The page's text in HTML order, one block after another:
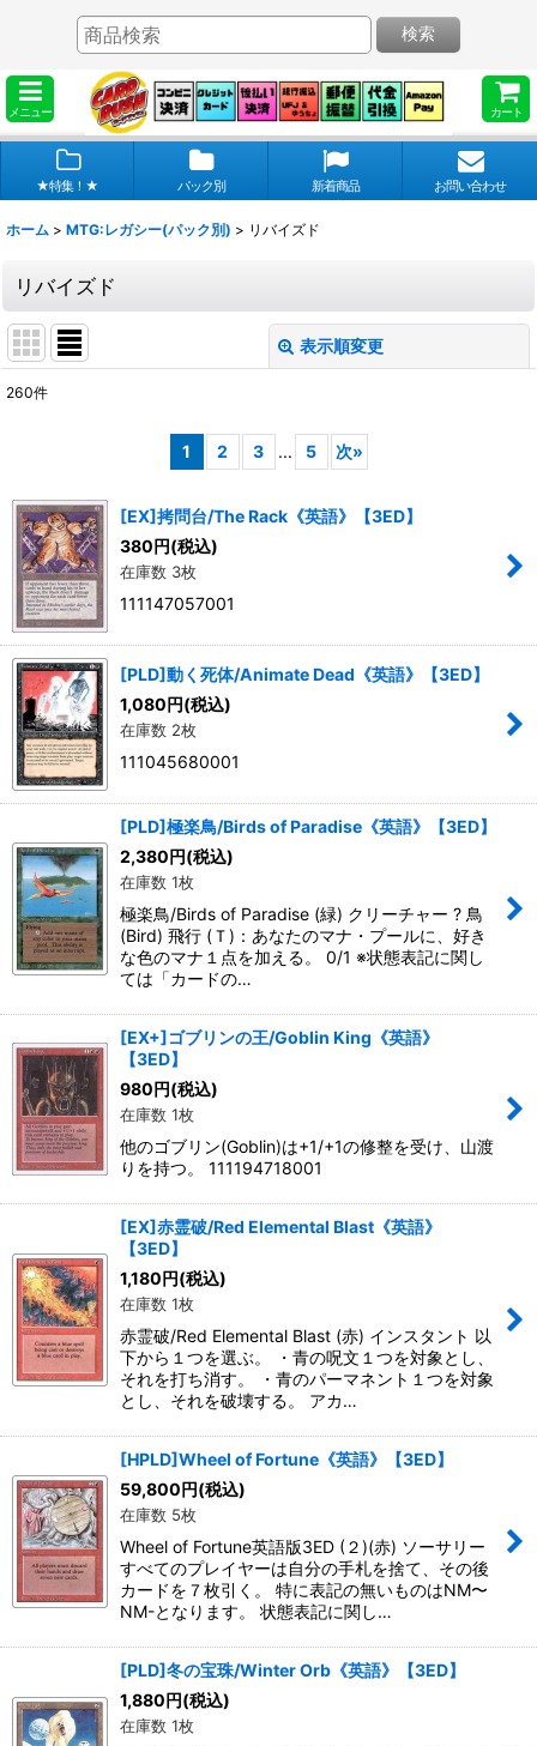
メニュー カート
検索
★特集！★ パック別 新着商品 お問い合わせ
ホーム > MTG:レガシー(パック別) > リバイズド
リバイズド
表示順変更
並び順:
260件
1 2 3 ... 5 次»
[EX]拷問台/The Rack《英語》【3ED】
380円(税込)
在庫数 3枚
111147057001
[PLD]動く死体/Animate Dead《英語》【3ED】
1,080円(税込)
在庫数 2枚
111045680001
[PLD]極楽鳥/Birds of Paradise《英語》【3ED】
2,380円(税込)
在庫数 1枚
極楽鳥/Birds of Paradise (緑) クリーチャー ? 鳥
(Bird) 飛行 (Ｔ)：あなたのマナ・プールに、好き
な色のマナ１点を加える。 0/1 ※状態表記に関し
ては「カードの…
[EX+]ゴブリンの王/Goblin King《英語》
【3ED】
980円(税込)
在庫数 1枚
他のゴブリン(Goblin)は+1/+1の修整を受け、山渡
りを持つ。 111194718001
[EX]赤霊破/Red Elemental Blast《英語》
【3ED】
1,180円(税込)
在庫数 1枚
赤霊破/Red Elemental Blast (赤) インスタント 以
下から１つを選ぶ。 ・青の呪文１つを対象とし、
それを打ち消す。 ・青のパーマネント１つを対象
とし、それを破壊する。 アカ…
[HPLD]Wheel of Fortune《英語》【3ED】
59,800円(税込)
在庫数 5枚
Wheel of Fortune英語版3ED (２)(赤) ソーサリー
すべてのプレイヤーは自分の手札を捨て、その後
カードを７枚引く。 特に表記の無いものはNM〜
NM-となります。 状態表記に関し…
[PLD]冬の宝珠/Winter Orb《英語》【3ED】
1,880円(税込)
在庫数 1枚